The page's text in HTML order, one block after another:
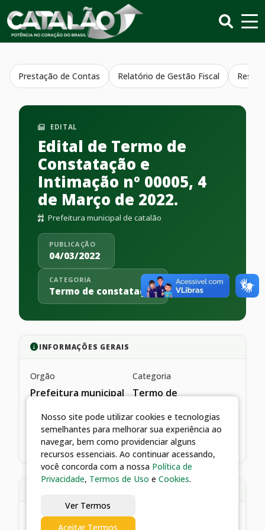
Prestação de Contas Relatório de Gestão Fiscal
EDITAL
Edital de Termo de
Constatação e
Intimação nº 00005, 4
de Março de 2022.
Prefeitura municipal de catalão
PUBLICAÇÃO
04/03/2022
CATEGORIA
Termo de constatação
INFORMAÇÕES GERAIS
Orgão
Prefeitura municipal
Categoria
Termo de
Data de publicação
04/03/2022
*baixe o arquivo na versão pdf
Nosso site pode utilizar cookies e tecnologias
semelhantes para melhorar sua experiência ao
navegar, bem como providenciar alguns
recursos essenciais. Ao continuar acessando,
você concorda com a nossa Política de
Privacidade, Termos de Uso e Cookies.
Ver Termos
Aceitar Termos